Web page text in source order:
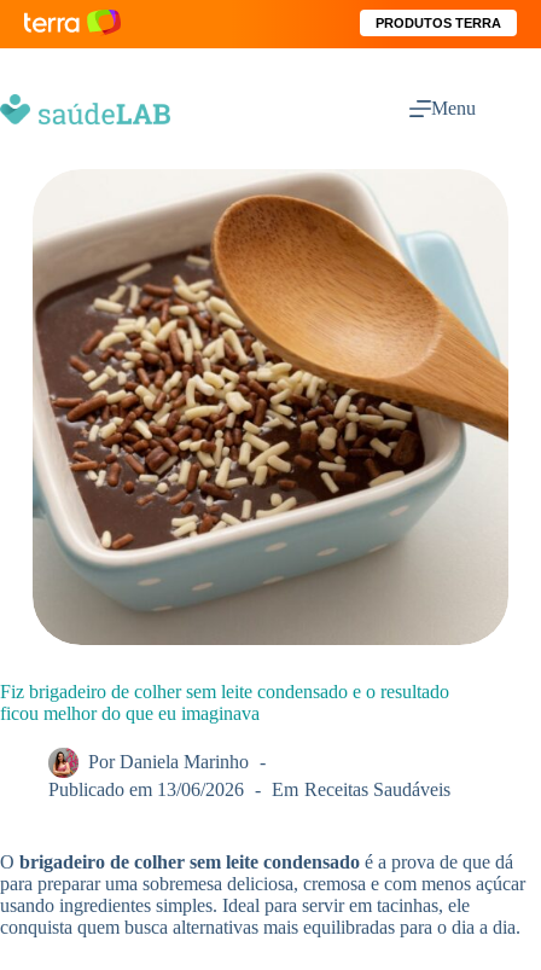
PRODUTOS TERRA
Menu
Fiz brigadeiro de colher sem leite condensado e o resultado
ficou melhor do que eu imaginava
Por Daniela Marinho
Publicado em 13/06/2026 Em Receitas Saudáveis
O brigadeiro de colher sem leite condensado é a prova de que dá
para preparar uma sobremesa deliciosa, cremosa e com menos açúcar
usando ingredientes simples. Ideal para servir em tacinhas, ele
conquista quem busca alternativas mais equilibradas para o dia a dia.